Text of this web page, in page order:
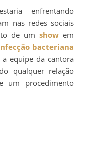
enfrentando
nas redes sociais
de um show em
bacteriana
a equipe da cantora
qualquer relação
um procedimento